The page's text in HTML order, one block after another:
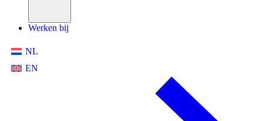
Werken bij
NL
EN